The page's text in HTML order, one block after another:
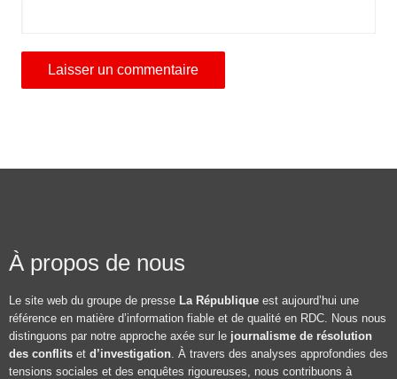
À propos de nous
Le site web du groupe de presse La République est aujourd’hui une
référence en matière d’information fiable et de qualité en RDC. Nous nous
distinguons par notre approche axée sur le journalisme de résolution
des conflits et d’investigation. À travers des analyses approfondies des
tensions sociales et des enquêtes rigoureuses, nous contribuons à